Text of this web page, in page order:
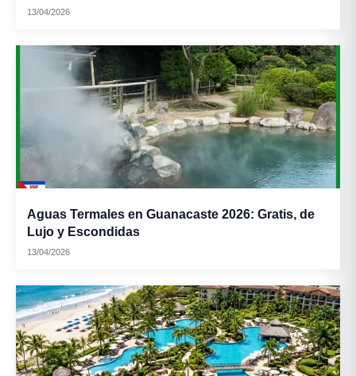
Arroz de maíz:
Mazamorra:
13/04/2026
Aguas Termales en Guanacaste 2026: Gratis, de
Lujo y Escondidas
13/04/2026